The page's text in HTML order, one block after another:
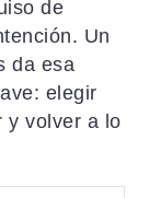
de
Un
da esa
elegir
y volver a lo